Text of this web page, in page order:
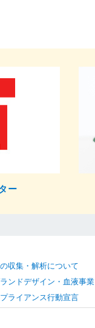
ー
収集・解析について
ンドデザイン・血液事業
ライアンス行動宣言